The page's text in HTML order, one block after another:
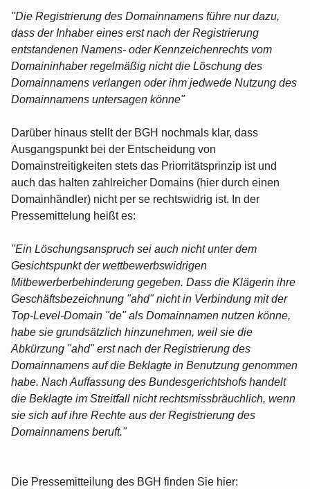
"Die Registrierung des Domainnamens führe nur dazu,
dass der Inhaber eines erst nach der Registrierung
entstandenen Namens- oder Kennzeichenrechts vom
Domaininhaber regelmäßig nicht die Löschung des
Domainnamens verlangen oder ihm jedwede Nutzung des
Domainnamens untersagen könne"
Darüber hinaus stellt der BGH nochmals klar, dass
Ausgangspunkt bei der Entscheidung von
Domainstreitigkeiten stets das Priorritätsprinzip ist und
auch das halten zahlreicher Domains (hier durch einen
Domainhändler) nicht per se rechtswidrig ist. In der
Pressemittelung heißt es:
"Ein Löschungsanspruch sei auch nicht unter dem
Gesichtspunkt der wettbewerbswidrigen
Mitbewerberbehinderung gegeben. Dass die Klägerin ihre
Geschäftsbezeichnung "ahd" nicht in Verbindung mit der
Top-Level-Domain "de" als Domainnamen nutzen könne,
habe sie grundsätzlich hinzunehmen, weil sie die
Abkürzung "ahd" erst nach der Registrierung des
Domainnamens auf die Beklagte in Benutzung genommen
habe. Nach Auffassung des Bundesgerichtshofs handelt
die Beklagte im Streitfall nicht rechtsmissbräuchlich, wenn
sie sich auf ihre Rechte aus der Registrierung des
Domainnamens beruft."
Die Pressemitteilung des BGH finden Sie hier: